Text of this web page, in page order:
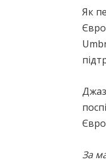
Як
За